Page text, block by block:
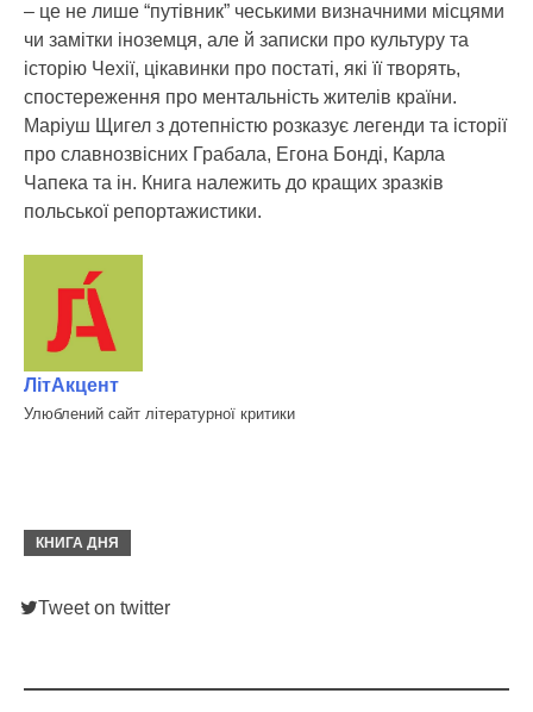
– це не лише “путівник” чеськими визначними місцями
чи замітки іноземця, але й записки про культуру та
історію Чехії, цікавинки про постаті, які її творять,
спостереження про ментальність жителів країни.
Маріуш Щигел з дотепністю розказує легенди та історії
про славнозвісних Грабала, Егона Бонді, Карла
Чапека та ін. Книга належить до кращих зразків
польської репортажистики.
ЛітАкцент
Улюблений сайт літературної критики
КНИГА ДНЯ
Tweet on twitter